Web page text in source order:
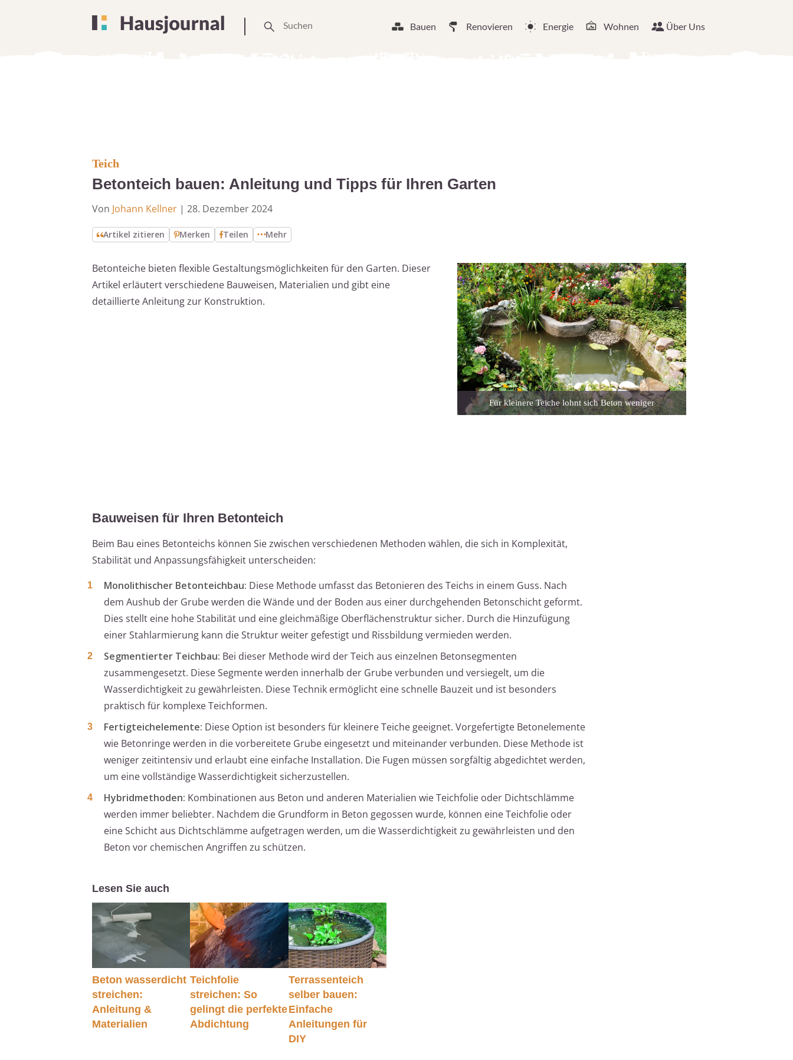
Bauen Renovieren Energie Wohnen Über Uns
Teich
Betonteich bauen: Anleitung und Tipps für Ihren Garten
Von Johann Kellner | 28. Dezember 2024
Artikel zitieren Merken Teilen Mehr
Betonteiche bieten flexible Gestaltungsmöglichkeiten für den Garten. Dieser
Artikel erläutert verschiedene Bauweisen, Materialien und gibt eine
detaillierte Anleitung zur Konstruktion.
Für kleinere Teiche lohnt sich Beton weniger
Bauweisen für Ihren Betonteich
Beim Bau eines Betonteichs können Sie zwischen verschiedenen Methoden wählen, die sich in Komplexität,
Stabilität und Anpassungsfähigkeit unterscheiden:
Monolithischer Betonteichbau: Diese Methode umfasst das Betonieren des Teichs in einem Guss. Nach
dem Aushub der Grube werden die Wände und der Boden aus einer durchgehenden Betonschicht geformt.
Dies stellt eine hohe Stabilität und eine gleichmäßige Oberflächenstruktur sicher. Durch die Hinzufügung
einer Stahlarmierung kann die Struktur weiter gefestigt und Rissbildung vermieden werden.
Segmentierter Teichbau: Bei dieser Methode wird der Teich aus einzelnen Betonsegmenten
zusammengesetzt. Diese Segmente werden innerhalb der Grube verbunden und versiegelt, um die
Wasserdichtigkeit zu gewährleisten. Diese Technik ermöglicht eine schnelle Bauzeit und ist besonders
praktisch für komplexe Teichformen.
Fertigteichelemente: Diese Option ist besonders für kleinere Teiche geeignet. Vorgefertigte Betonelemente
wie Betonringe werden in die vorbereitete Grube eingesetzt und miteinander verbunden. Diese Methode ist
weniger zeitintensiv und erlaubt eine einfache Installation. Die Fugen müssen sorgfältig abgedichtet werden,
um eine vollständige Wasserdichtigkeit sicherzustellen.
Hybridmethoden: Kombinationen aus Beton und anderen Materialien wie Teichfolie oder Dichtschlämme
werden immer beliebter. Nachdem die Grundform in Beton gegossen wurde, können eine Teichfolie oder
eine Schicht aus Dichtschlämme aufgetragen werden, um die Wasserdichtigkeit zu gewährleisten und den
Beton vor chemischen Angriffen zu schützen.
Lesen Sie auch
Beton wasserdicht
streichen:
Anleitung &
Materialien
Teichfolie
streichen: So
gelingt die perfekte
Abdichtung
Terrassenteich
selber bauen:
Einfache
Anleitungen für
DIY